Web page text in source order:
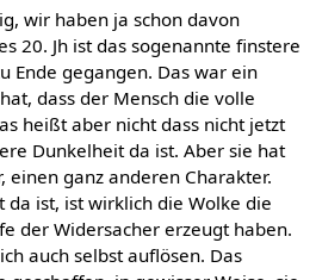
wir haben ja schon davon
20. Jh ist das sogenannte finstere
Ende gegangen. Das war ein
dass der Mensch die volle
heißt aber nicht dass nicht jetzt
Dunkelheit da ist. Aber sie hat
einen ganz anderen Charakter.
da ist, ist wirklich die Wolke die
der Widersacher erzeugt haben.
auch selbst auflösen. Das